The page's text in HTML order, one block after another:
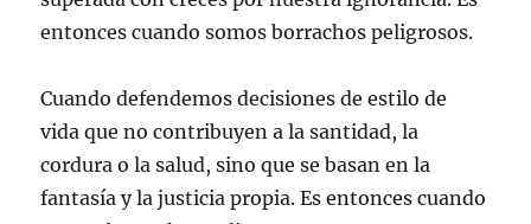
entonces cuando somos borrachos peligrosos.
Cuando defendemos decisiones de estilo de
vida que no contribuyen a la santidad, la
cordura o la salud, sino que se basan en la
fantasía y la justicia propia. Es entonces cuando